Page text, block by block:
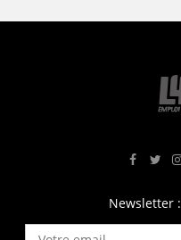
Newsletter :